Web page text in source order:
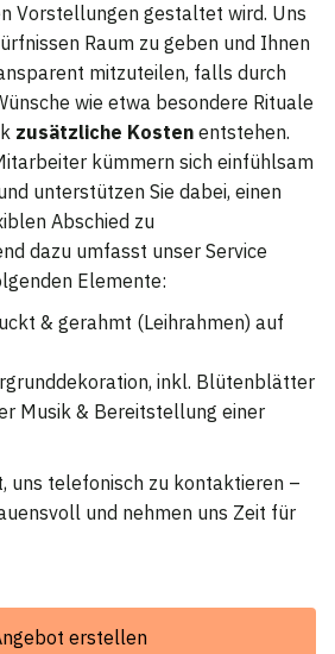
Vorstellungen gestaltet wird. Uns
Raum zu geben und Ihnen
mitzuteilen, falls durch
wie etwa besondere Rituale
zusätzliche Kosten entstehen.
kümmern sich einfühlsam
unterstützen Sie dabei, einen
Abschied zu
dazu umfasst unser Service
Elemente:
& gerahmt (Leihrahmen) auf
inkl. Blütenblätter
Musik & Bereitstellung einer
uns telefonisch zu kontaktieren –
und nehmen uns Zeit für
erstellen